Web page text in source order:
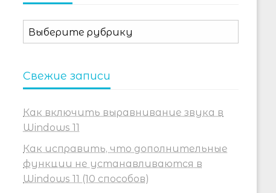
Рубрики
Свежие записи
Как включить выравнивание звука в
Windows 11
Как исправить, что дополнительные
функции не устанавливаются в
Windows 11 (10 способов)